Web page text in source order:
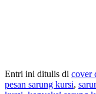
Entri ini ditulis di cover
pesan sarung kursi,